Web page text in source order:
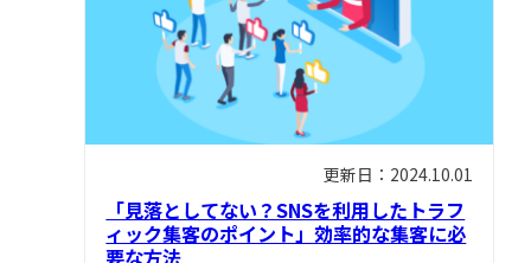
更新日：2024.10.01
「見落としてない？SNSを利用したトラフ
ィック集客のポイント」効率的な集客に必